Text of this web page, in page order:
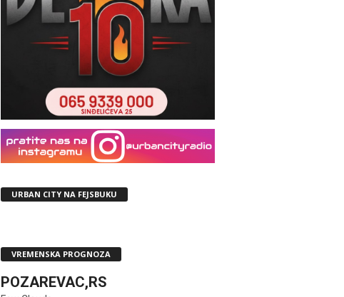
URBAN CITY NA FEJSBUKU
VREMENSKA PROGNOZA
POZAREVAC,RS